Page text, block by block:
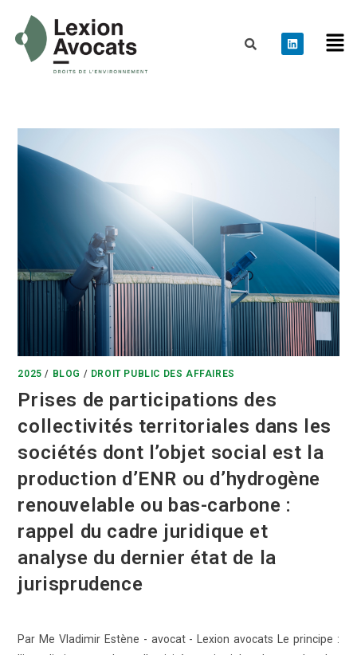
2025 / BLOG / DROIT PUBLIC DES AFFAIRES
Prises de participations des
collectivités territoriales dans les
sociétés dont l’objet social est la
production d’ENR ou d’hydrogène
renouvelable ou bas-carbone :
rappel du cadre juridique et
analyse du dernier état de la
jurisprudence
Par Me Vladimir Estène - avocat - Lexion avocats Le principe :